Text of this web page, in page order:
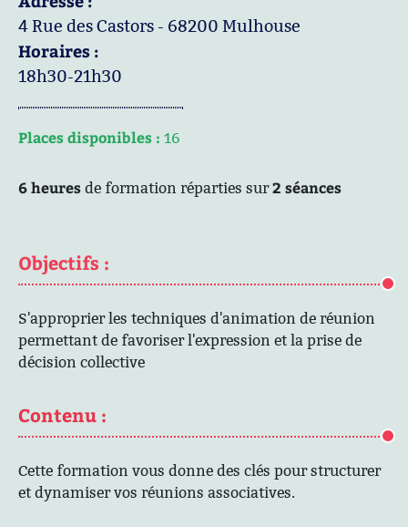
4 Rue des Castors - 68200 Mulhouse
Horaires :
18h30-21h30
Places disponibles : 16
6 heures de formation réparties sur2 séances
Objectifs :
S'approprier les techniques d'animation de réunion
permettant de favoriser l'expression et la prise de
décision collective
Contenu :
Cette formation vous donne des clés pour structurer
et dynamiser vos réunions associatives.